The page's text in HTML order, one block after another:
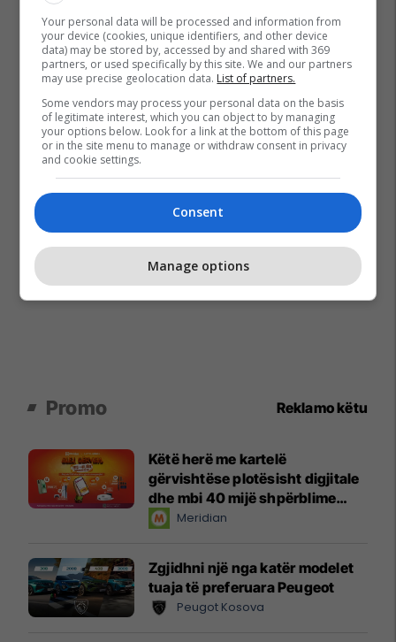
Promo Reklamo këtu
Këtë herë me kartelë
gërvishtëse plotësisht digjitale
dhe mbi 40 mijë shpërblime
instant!Meridian
Zgjidhni një nga katër modelet
tuaja të preferuara Peugeot
Peugot Kosova
Your personal data will be processed and information from
your device (cookies, unique identifiers, and other device
data) may be stored by, accessed by and shared with 369
partners, or used specifically by this site. We and our partners
may use precise geolocation data. List of partners.
Some vendors may process your personal data on the basis
of legitimate interest, which you can object to by managing
your options below. Look for a link at the bottom of this page
or in the site menu to manage or withdraw consent in privacy
and cookie settings.
Consent
Manage options